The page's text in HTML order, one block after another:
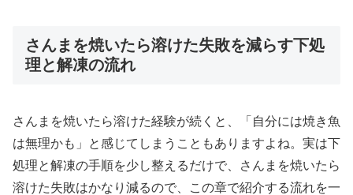
さんまを焼いたら溶けた失敗を減らす下処
理と解凍の流れ
さんまを焼いたら溶けた経験が続くと、「自分には焼き魚
は無理かも」と感じてしまうこともありますよね。実は下
処理と解凍の手順を少し整えるだけで、さんまを焼いたら
溶けた失敗はかなり減るので、この章で紹介する流れを一